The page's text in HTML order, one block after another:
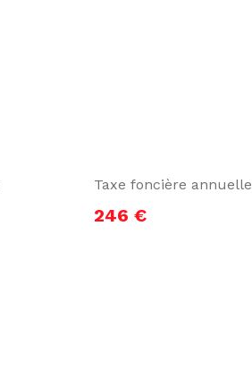
Taxe foncière annuelle
246 €